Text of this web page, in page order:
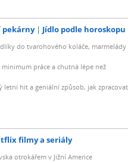
pekárny Jídlo podle horoskopu
do tvarohového koláče, marmelády
práce a chutná lépe než
letní hit a geniální způsob, jak zpracovat
filmy a seriály
otrokářem v Jižní Americe